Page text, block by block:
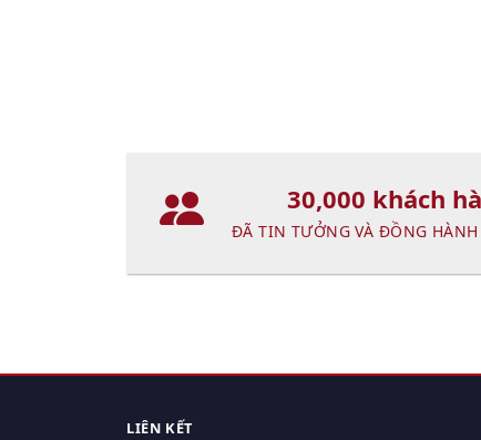
30,000 khách
ĐÃ TIN TƯỞNG VÀ ĐỒNG HÀNH
LIÊN KẾT